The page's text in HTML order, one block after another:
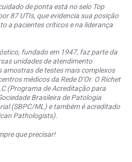
de ponta está no selo Top
87 UTIs, que evidencia sua posição
a pacientes críticos e na liderança
fundado em 1947, faz parte da
unidades de atendimento
amostras de testes mais complexos
médicos da Rede D’Or. O Richet
(Programa de Acreditação para
Brasileira de Patologia
(SBPC/ML) e também é acreditado
Pathologists).
que precisar!